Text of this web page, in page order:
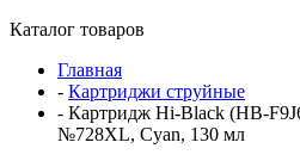
Каталог товаров
Главная
- Картриджи струйные
- Картридж Hi-Black (HB-
№728XL, Cyan, 130 мл